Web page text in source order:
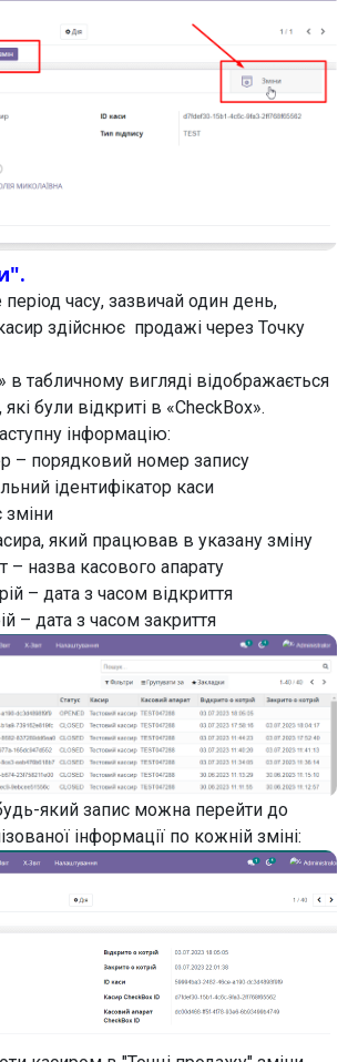
період часу, зазвичай один день,
здійснює продажі через Точку
в табличному вигляді відображається
були відкриті в «CheckBox».
інформацію:
– порядковий номер запису
ідентифікатор каси
зміни
який працював в указану зміну
– назва касового апарату
– дата з часом відкриття
– дата з часом закриття
який запис можна перейти до
інформації по кожній зміні: